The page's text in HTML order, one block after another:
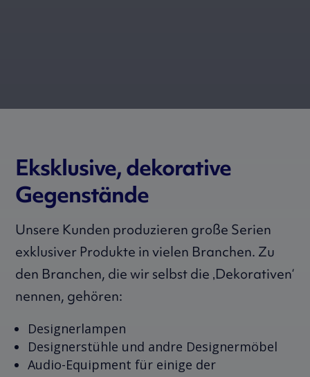
Eksklusive, dekorative
Gegenstände
Unsere Kunden produzieren große Serien
exklusiver Produkte in vielen Branchen. Zu
den Branchen, die wir selbst die ‚Dekorativen‘
nennen, gehören:
Designerlampen
Designerstühle und andre Designermöbel
Audio-Equipment für einige der